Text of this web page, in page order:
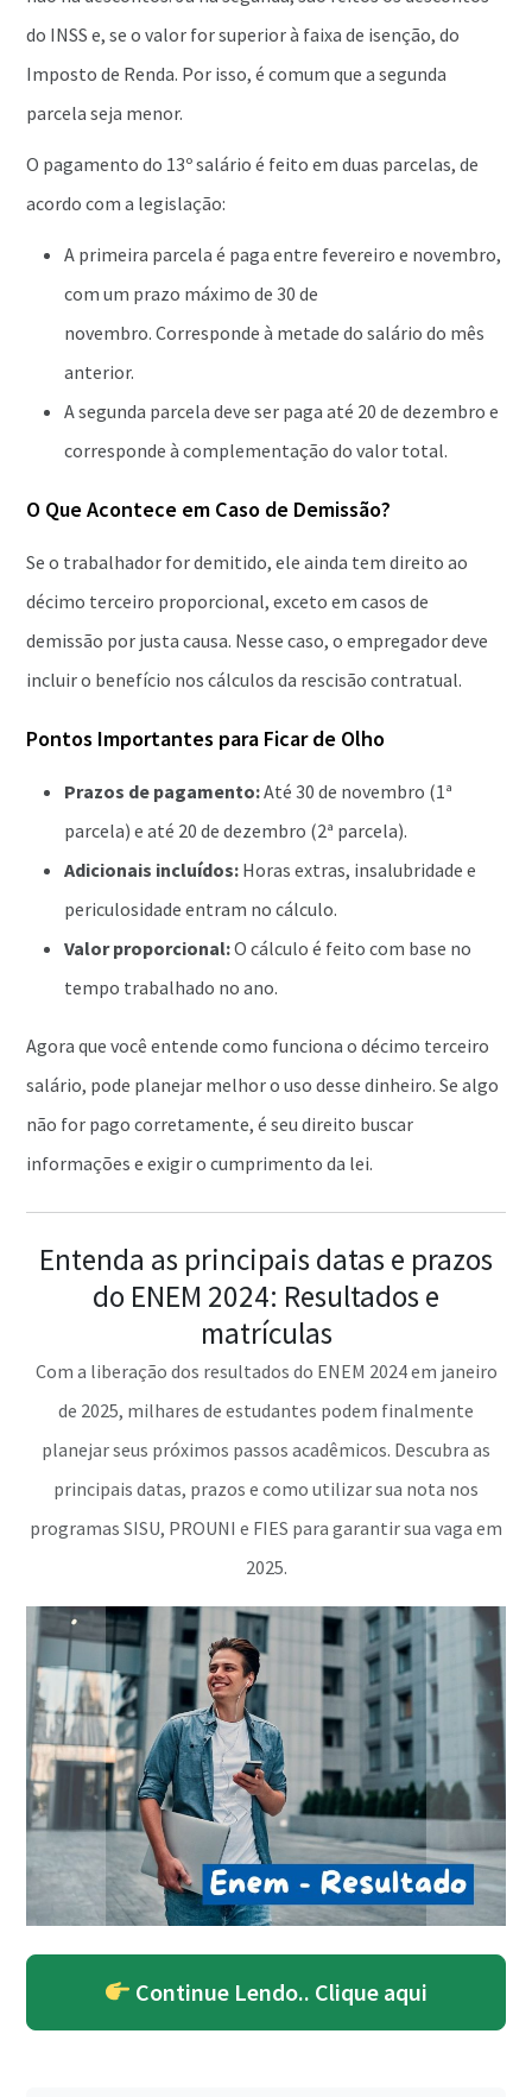
do INSS e, se o valor for superior à faixa de isenção, do
Imposto de Renda. Por isso, é comum que a segunda
parcela seja menor.
O pagamento do 13º salário é feito em duas parcelas, de
acordo com a legislação:
A primeira parcela é paga entre fevereiro e novembro,
com um prazo máximo de 30 de
novembro. Corresponde à metade do salário do mês
anterior.
A segunda parcela deve ser paga até 20 de dezembro e
corresponde à complementação do valor total.
O Que Acontece em Caso de Demissão?
Se o trabalhador for demitido, ele ainda tem direito ao
décimo terceiro proporcional, exceto em casos de
demissão por justa causa. Nesse caso, o empregador deve
incluir o benefício nos cálculos da rescisão contratual.
Pontos Importantes para Ficar de Olho
Prazos de pagamento:Até 30 de novembro (1ª
parcela) e até 20 de dezembro (2ª parcela).
Adicionais incluídos: Horas extras, insalubridade e
periculosidade entram no cálculo.
Valor proporcional:O cálculo é feito com base no
tempo trabalhado no ano.
Agora que você entende como funciona o décimo terceiro
salário, pode planejar melhor o uso desse dinheiro. Se algo
não for pago corretamente, é seu direito buscar
informações e exigir o cumprimento da lei.
Entenda as principais datas e prazos
do ENEM 2024: Resultados e
matrículas
Com a liberação dos resultados do ENEM 2024 em janeiro
de 2025, milhares de estudantes podem finalmente
planejar seus próximos passos acadêmicos. Descubra as
principais datas, prazos e como utilizar sua nota nos
programas SISU, PROUNI e FIES para garantir sua vaga em
2025.
Continue Lendo.. Clique aqui